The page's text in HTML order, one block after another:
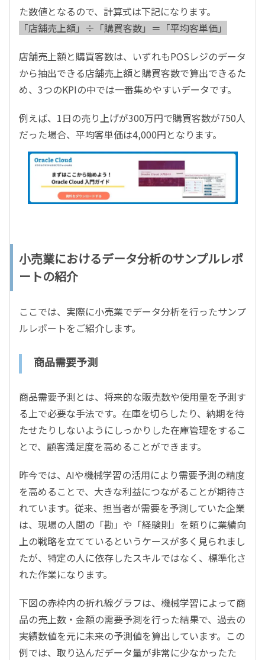
た数値となるので、計算式は下記になります。
「店舗売上額」÷「購買客数」＝「平均客単価」
店舗売上額と購買客数は、いずれもPOSレジのデータ
から抽出できる店舗売上額と購買客数で算出できるた
め、3つのKPIの中では一番集めやすいデータです。
例えば、1日の売り上げが300万円で購買客数が750人
だった場合、平均客単価は4,000円となります。
小売業におけるデータ分析のサンプルレポ
ートの紹介
ここでは、実際に小売業でデータ分析を行ったサンプ
ルレポートをご紹介します。
商品需要予測
商品需要予測とは、将来的な販売数や使用量を予測す
る上で必要な手法です。在庫を切らしたり、納期を待
たせたりしないようにしっかりした在庫管理をするこ
とで、顧客満足度を高めることができます。
昨今では、AIや機械学習の活用により需要予測の精度
を高めることで、大きな利益につながることが期待さ
れています。従来、担当者が需要を予測していた企業
は、現場の人間の「勘」や「経験則」を頼りに業績向
上の戦略を立てているというケースが多く見られまし
たが、特定の人に依存したスキルではなく、標準化さ
れた作業になります。
下図の赤枠内の折れ線グラフは、機械学習によって商
品の売上数・金額の需要予測を行った結果で、過去の
実績数値を元に未来の予測値を算出しています。この
例では、取り込んだデータ量が非常に少なかったた